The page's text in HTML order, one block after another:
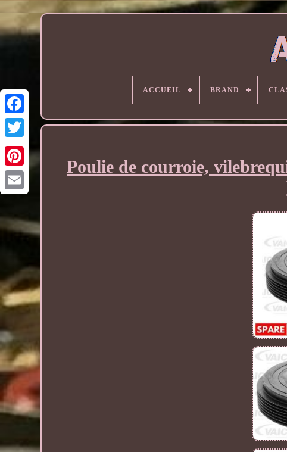
ACCUEIL BRAND
Poulie de courroie,